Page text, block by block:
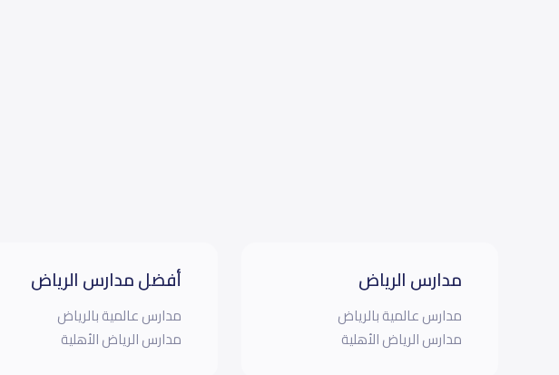
مدارس الرياض
مدارس عالمية بالرياض
مدارس الرياض الأهلية
أفضل مدارس الرياض
مدارس عالمية بالرياض
مدارس الرياض الأهلية